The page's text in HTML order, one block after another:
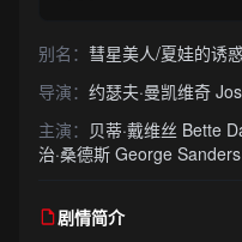
别名： 彗星美人/夏娃的诱
导演： 约瑟夫·曼凯维奇
主演： 贝蒂·戴维丝 Bette
治·桑德斯 George
剧情简介